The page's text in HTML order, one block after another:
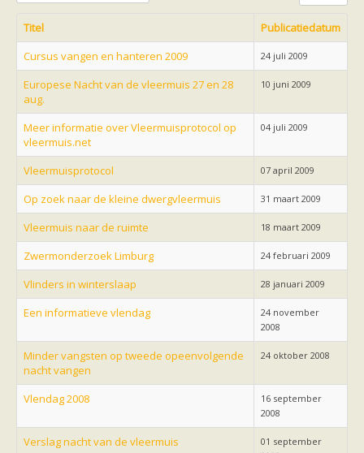
Noord-Holland
Overijssel
Utrecht
Zeeland
Vleermuizen en ziektes
Bescherming
Soortbescherming
Hulp bij bouwplannen en bomenkap
Vleermuisprotocol
Knelpunten in vleermuisbescherming
Vleermuis advies en onderzoekbureaus
Doe mee
vleermuiskasten kopen/ ophangen
Meedoen
Landelijk zoogdierwerkgroepen
Regionale of provinciale werkgroepen
Jeugd
Internationaal
Landelijke natuurverenigingen
Ik wil graag mee op vleermuisexcursie
Vleermuizen in de tuin
Aankondiging activiteiten
Ik ben op zoek naar een detector
Hoe vleermuizen leven
Voedsel en jagen
Titel
Publicatiedatum
Cursus vangen en hanteren 2009
24 juli 2009
Europese Nacht van de vleermuis 27 en 28
aug.
10 juni 2009
Meer informatie over Vleermuisprotocol op
vleermuis.net
04 juli 2009
Vleermuisprotocol 07 april 2009
Op zoek naar de kleine dwergvleermuis 31 maart 2009
Vleermuis naar de ruimte 18 maart 2009
Zwermonderzoek Limburg 24 februari 2009
Vlinders in winterslaap 28 januari 2009
Een informatieve vlendag
24 november
2008
Minder vangsten op tweede opeenvolgende
nacht vangen
24 oktober 2008
Vlendag 2008
16 september
2008
Verslag nacht van de vleermuis
01 september